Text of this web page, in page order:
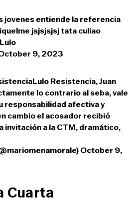
jovenes entiende la referencia
jsjsjsjsj tata culiao
9, 2023
Resistencia, Juan
lo contrario al seba, vale
responsabilidad afectiva y
cambio el acosador recibió
invitación a la CTM, dramático,
October 9,
Cuarta